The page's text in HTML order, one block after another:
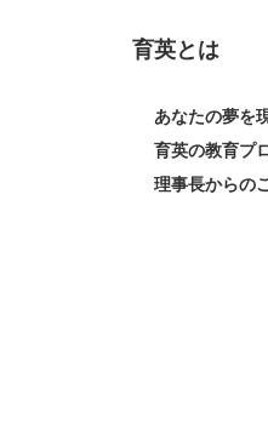
育英とは
あなたの夢を
育英の教育プ
理事長からの